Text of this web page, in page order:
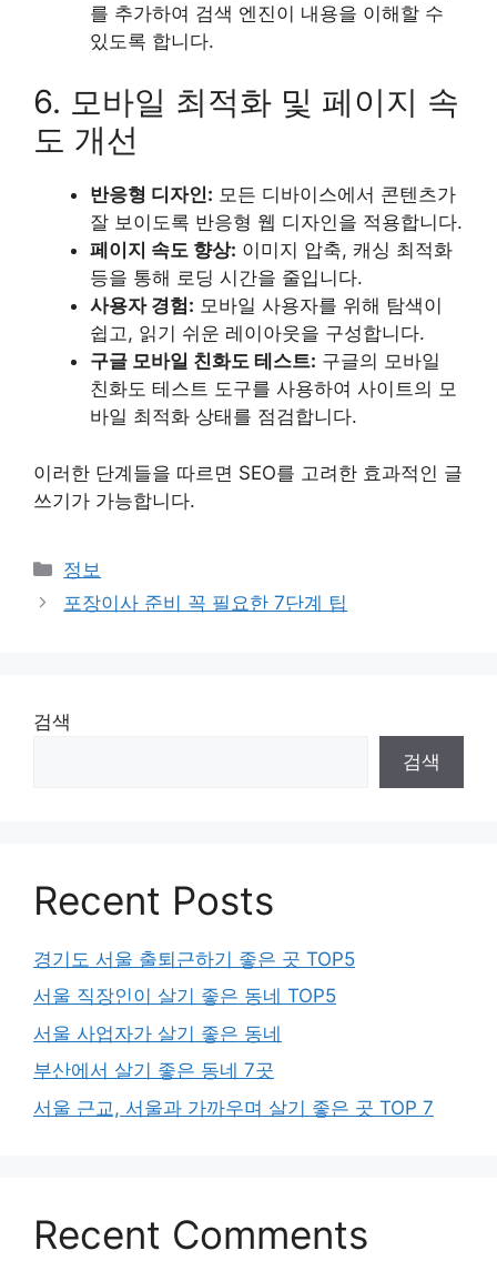
를 추가하여 검색 엔진이 내용을 이해할 수
있도록 합니다.
6. 모바일 최적화 및 페이지 속
도 개선
반응형 디자인: 모든 디바이스에서 콘텐츠가
잘 보이도록 반응형 웹 디자인을 적용합니다.
페이지 속도 향상: 이미지 압축, 캐싱 최적화
등을 통해 로딩 시간을 줄입니다.
사용자 경험: 모바일 사용자를 위해 탐색이
쉽고, 읽기 쉬운 레이아웃을 구성합니다.
구글 모바일 친화도 테스트: 구글의 모바일
친화도 테스트 도구를 사용하여 사이트의 모
바일 최적화 상태를 점검합니다.
이러한 단계들을 따르면 SEO를 고려한 효과적인 글
쓰기가 가능합니다.
Categories
정보
포장이사 준비 꼭 필요한 7단계 팁
검색
검색
Recent Posts
경기도 서울 출퇴근하기 좋은 곳 TOP5
서울 직장인이 살기 좋은 동네 TOP5
서울 사업자가 살기 좋은 동네
부산에서 살기 좋은 동네 7곳
서울 근교, 서울과 가까우며 살기 좋은 곳 TOP 7
Recent Comments